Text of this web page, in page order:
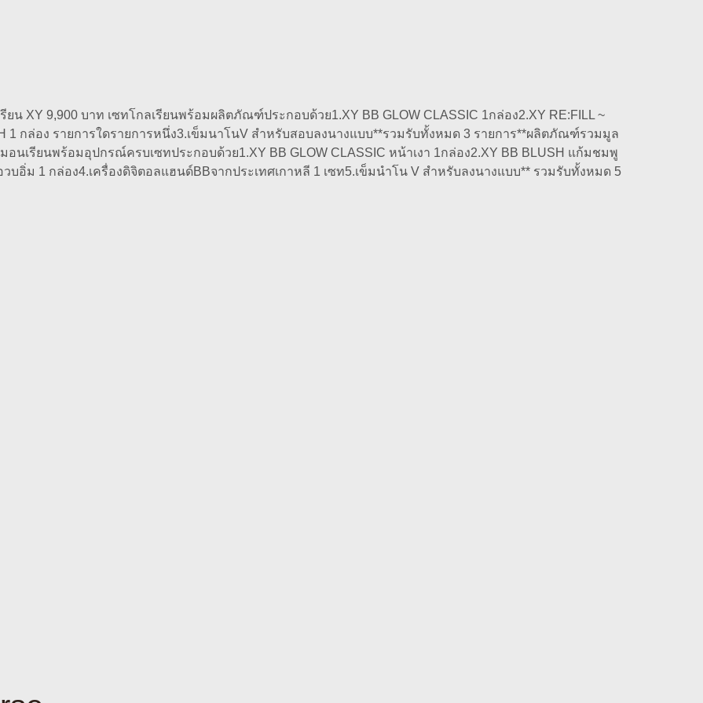
ยน XY 9,900 บาท เซทโกลเรียนพร้อมผลิตภัณฑ์ประกอบด้วย1.XY BB GLOW CLASSIC 1กล่อง2.XY RE:FILL ~
1 กล่อง รายการใดรายการหนึ่ง3.เข็มนาโนV สำหรับสอบลงนางแบบ**รวมรับทั้งหมด 3 รายการ**ผลิตภัณฑ์รวมมูล
อนเรียนพร้อมอุปกรณ์ครบเซทประกอบด้วย1.XY BB GLOW CLASSIC หน้าเงา 1กล่อง2.XY BB BLUSH แก้มชมพู
วบอิ่ม 1 กล่อง4.เครื่องดิจิตอลแฮนด์BBจากประเทศเกาหลี 1 เซท5.เข็มนำโน V สำหรับลงนางแบบ** รวมรับทั้งหมด 5